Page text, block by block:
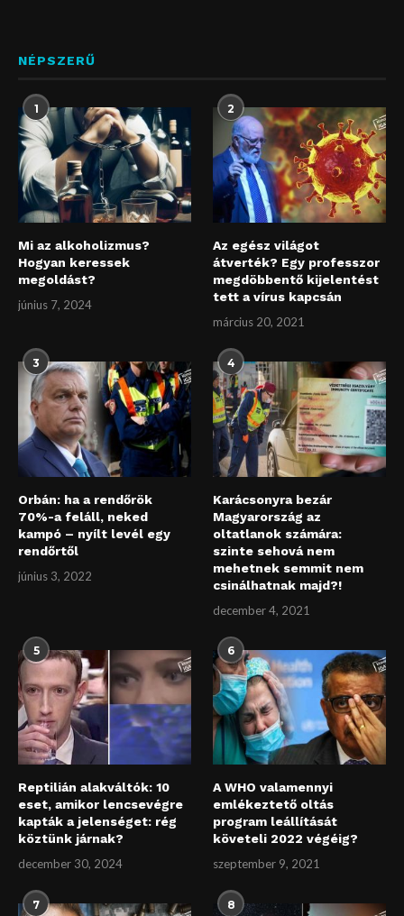
NÉPSZERŰ
1
Mi az alkoholizmus?
Hogyan keressek
megoldást?
június 7, 2024
2
Az egész világot
átverték? Egy professzor
megdöbbentő kijelentést
tett a vírus kapcsán
március 20, 2021
3
Orbán: ha a rendőrök
70%-a feláll, neked
kampó – nyílt levél egy
rendőrtől
június 3, 2022
4
Karácsonyra bezár
Magyarország az
oltatlanok számára:
szinte sehová nem
mehetnek semmit nem
csinálhatnak majd?!
december 4, 2021
5
Reptilián alakváltók: 10
eset, amikor lencsevégre
kapták a jelenséget: rég
köztünk járnak?
december 30, 2024
6
A WHO valamennyi
emlékeztető oltás
program leállítását
követeli 2022 végéig?
szeptember 9, 2021
7 8